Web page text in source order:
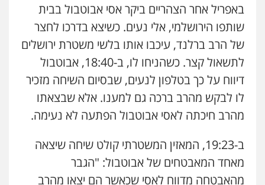
באפריל אחר הצהריים ביקר אסי אבוטבול בבית
שותפו הירושלמי, אלי נעים. כשיצא בדרכו לחצר
של הרב ברלנד, עיכבו אותו בלשי משטרת ירושלים
לתשאול קצר. כשהניחו לו, ב-18:40, אבוטבול
דיווח על כך בטלפון לנעים, שבסיום השיחה מזכיר
לו לבקש מהרב ברכה גם למענו. אלא שבצאתו
מהרב חיכתה לאסי אבוטבול הפתעה לא נעימה.
ב-19:23, המאזין המשטרתי קולט שיחה שיצאה
מאחד המאבטחים של אבוטבול: "הגבר
מהאבטחה מדווח לאסי שכאשר הם יצאו מהרב